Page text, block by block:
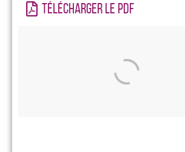
TÉLÉCHARGER LE PDF